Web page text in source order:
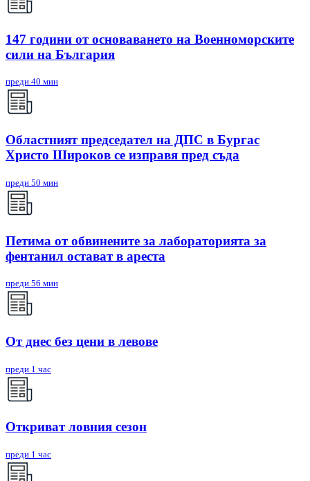
147 години от основаването на Военноморските
сили на България
преди 40 мин
Областният председател на ДПС в Бургас
Христо Широков се изправя пред съда
преди 50 мин
Петима от обвинените за лабораторията за
фентанил остават в ареста
преди 56 мин
От днес без цени в левове
преди 1 час
Откриват ловния сезон
преди 1 час